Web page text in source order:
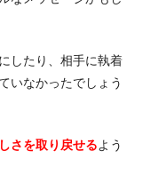
したり、相手に執着
いなかったでしょう
さを取り戻せるよう